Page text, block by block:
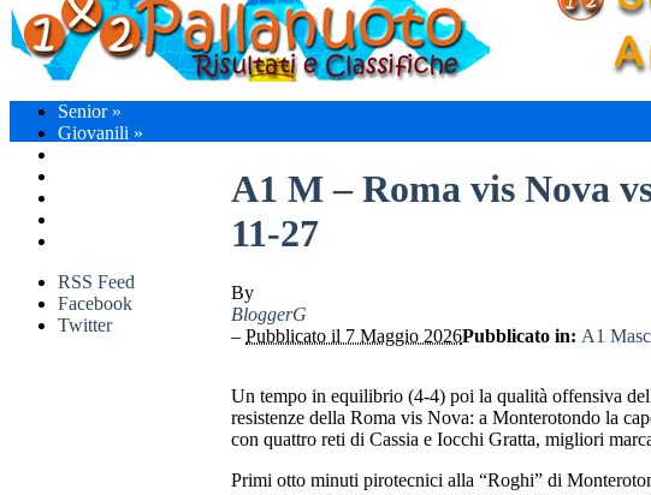
Senior»
Giovanili »
RSS Feed
Facebook
Twitter
A1 M – Roma vis Nova
11-27
By
BloggerG
– Pubblicato il 7 Maggio 2026Pubblicato in: A1
Un tempo in equilibrio (4-4) poi la qualità offensiva
resistenze della Roma vis Nova: a Monterotondo la
con quattro reti di Cassia e Iocchi Gratta, migliori
Primi otto minuti pirotecnici alla “Roghi” di